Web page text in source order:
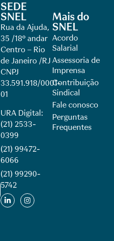
SEDE
SNEL
Rua da Ajuda,
35 /18º andar
Centro – Rio
de Janeiro /RJ
CNPJ
33.591.918/0001-
01
URA Digital:
(21) 2533-
0399
(21) 99472-
6066
(21) 99290-
5742​
Mais do
SNEL
Acordo
Salarial
Assessoria de
Imprensa
Contribuição
Sindical
Fale conosco
Perguntas
Frequentes